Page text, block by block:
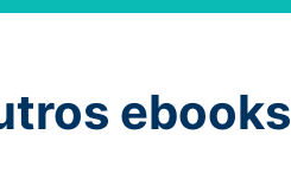
ebooks